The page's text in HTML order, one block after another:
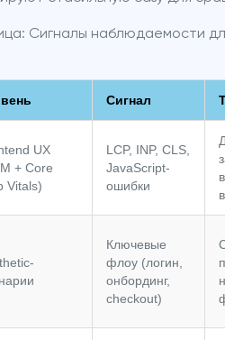
Сигналы наблюдаемости
Сигнал
UX
+ Core
Vitals)
LCP, INP, CLS,
JavaScript-
ошибки
Ключевые
флоу (логин,
онбординг,
checkout)